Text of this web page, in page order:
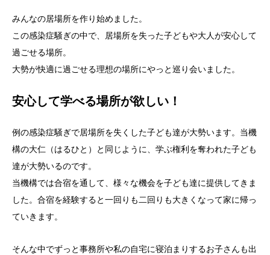
みんなの居場所を作り始めました。
この感染症騒ぎの中で、居場所を失った子どもや大人が安心して
過ごせる場所。
大勢が快適に過ごせる理想の場所にやっと巡り会いました。
安心して学べる場所が欲しい！
例の感染症騒ぎで居場所を失くした子ども達が大勢います。当機
構の大仁（はるひと）と同じように、学ぶ権利を奪われた子ども
達が大勢いるのです。
当機構では合宿を通して、様々な機会を子ども達に提供してきま
した。合宿を経験すると一回りも二回りも大きくなって家に帰っ
ていきます。
そんな中でずっと事務所や私の自宅に寝泊まりするお子さんも出